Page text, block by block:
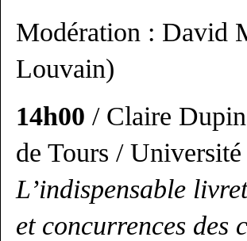
Modération : David
Louvain)
14h00 / Claire
de Tours /
L’indispensable
et concurrences des